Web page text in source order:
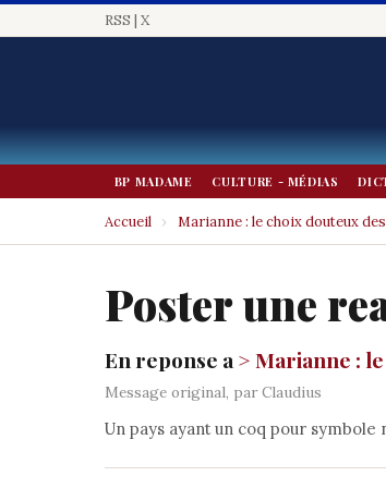
RSS | X
BP MADAME CULTURE - MÉDIAS
Accueil › Marianne : le choix douteux
Poster une
En reponse a> Marianne :
Message original, par Claudius
Un pays ayant un coq pour